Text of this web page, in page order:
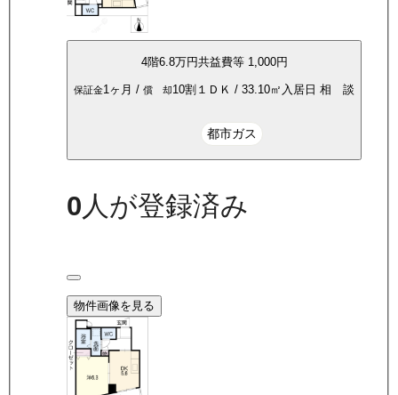
4階6.8万円共益費等 1,000円
保証金1ヶ月 /償 却10割 １ＤＫ /33.10㎡ 入居日相 談
都市ガス
0 人が登録済み
物件画像を見る